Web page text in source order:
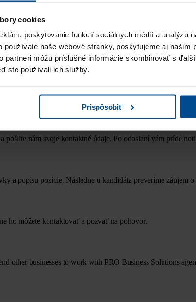
cookies
poskytovanie funkcií sociálnych médií a analýzu
používate naše webové stránky, poskytujeme aj našim
partneri môžu príslušné informácie skombinovať s
ste používali ich služby.
Prispôsobiť
oboznámil sozásadami ochrany osobných údajov
nám svoje kontaktné údaje. Po odoslaní vám príde
a popisu pozície. Následne u kandidáta preveríme záujem
ho môžete kontaktovať a pozvať na pohovor.
other businesses to work with PRO Business Solutions